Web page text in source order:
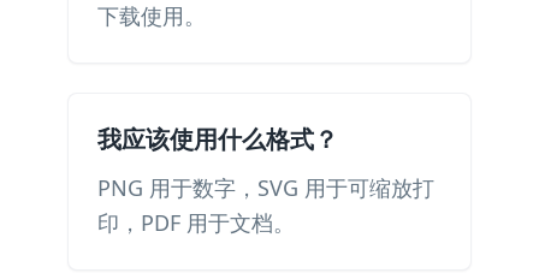
下载使用。
我应该使用什么格式？
PNG 用于数字，SVG 用于可缩放打
印，PDF 用于文档。